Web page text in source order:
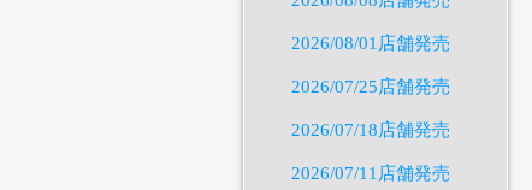
2026/08/01店舗発売
2026/07/25店舗発売
2026/07/18店舗発売
2026/07/11店舗発売